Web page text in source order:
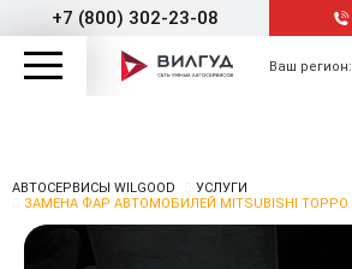
+7 (800) 302-23-08
Ваш регион:
АВТОСЕРВИСЫ WILGOOD
УСЛУГИ
ЗАМЕНА ФАР АВТОМОБИЛЕЙ MITSUBISHI TOPPO